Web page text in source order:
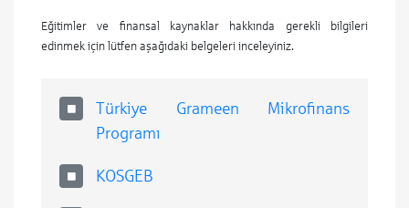
Eğitimler ve finansal kaynaklar hakkında gerekli bilgileri
edinmek için lütfen aşağıdaki belgeleri inceleyiniz.
Türkiye Grameen Mikrofinans
Programı
KOSGEB